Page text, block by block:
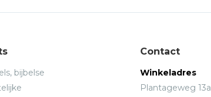
bijbelse
Contact
Winkeladres
Plantageweg 13a